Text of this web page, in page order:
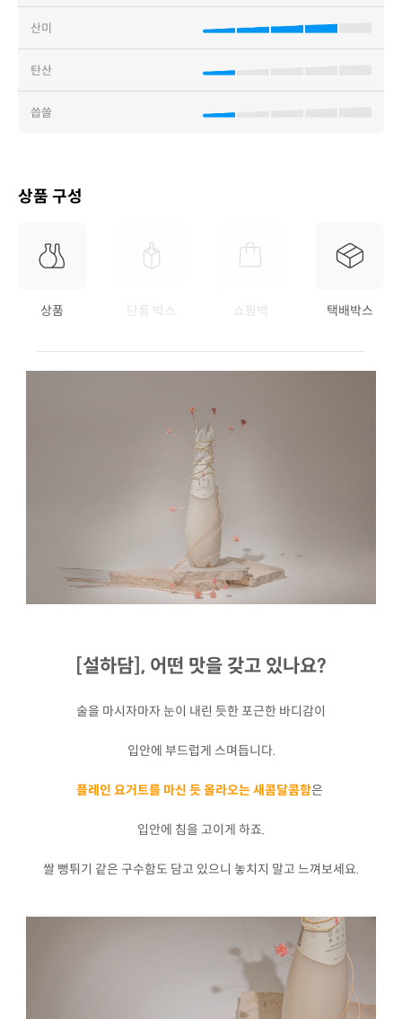
산미
탄산
씁쓸
상품 구성
상품 단품 박스 쇼핑백 택배박스
[설하담], 어떤 맛을 갖고 있나요?
술을 마시자마자 눈이 내린 듯한 포근한 바디감이
입안에 부드럽게 스며듭니다.
플레인 요거트를 마신 듯 올라오는 새콤달콤함은
입안에 침을 고이게 하죠.
쌀 뻥튀기 같은 구수함도 담고 있으니 놓치지 말고 느껴보세요.